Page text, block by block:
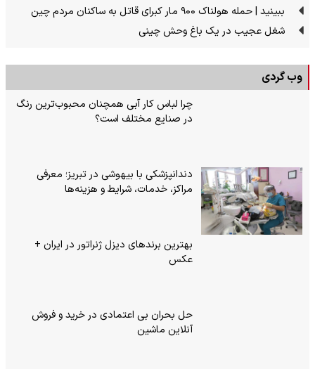
ببینید | حمله هولناک ۹۰۰ مار کبرای قاتل به ساکنان مردم چین
شغل عجیب در یک باغ وحش چینی
وب گردی
چرا لباس کار آبی همچنان محبوب‌ترین رنگ
در صنایع مختلف است؟
دندانپزشکی با بیهوشی در تبریز؛ معرفی
مراکز، خدمات، شرایط و هزینه‌ها
بهترین برندهای دیزل ژنراتور در ایران +
عکس
حل بحران بی‌ اعتمادی در خرید و فروش
آنلاین ماشین